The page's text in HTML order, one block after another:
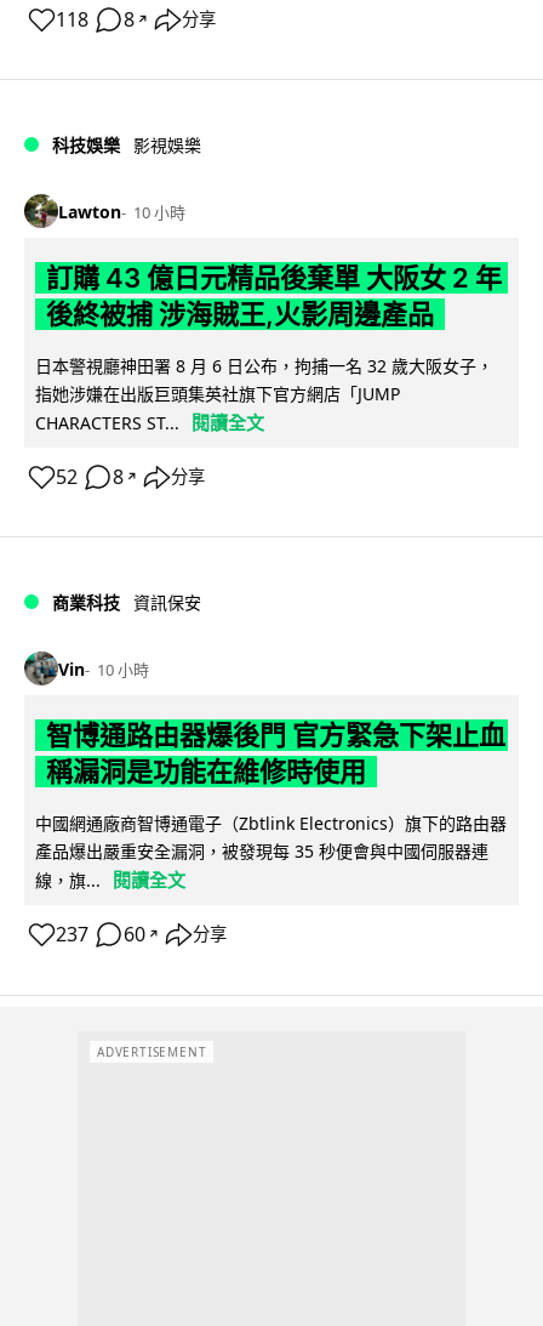
118 8 ↗ 分享
科技娛樂 影視娛樂
Lawton 10 小時
訂購 43 億日元精品後棄單 大阪女 2 年
後終被捕 涉海賊王,火影周邊產品
日本警視廳神田署 8 月 6 日公布，拘捕一名 32 歲大阪女子，
指她涉嫌在出版巨頭集英社旗下官方網店「JUMP
CHARACTERS ST...
閱讀全文
52 8 ↗ 分享
商業科技 資訊保安
Vin 10 小時
智博通路由器爆後門 官方緊急下架止血
稱漏洞是功能在維修時使用
中國網通廠商智博通電子（Zbtlink Electronics）旗下的路由器
產品爆出嚴重安全漏洞，被發現每 35 秒便會與中國伺服器連
線，旗...
閱讀全文
237 60 ↗ 分享
ADVERTISEMENT